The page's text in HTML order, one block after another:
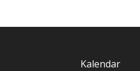
Kalendar